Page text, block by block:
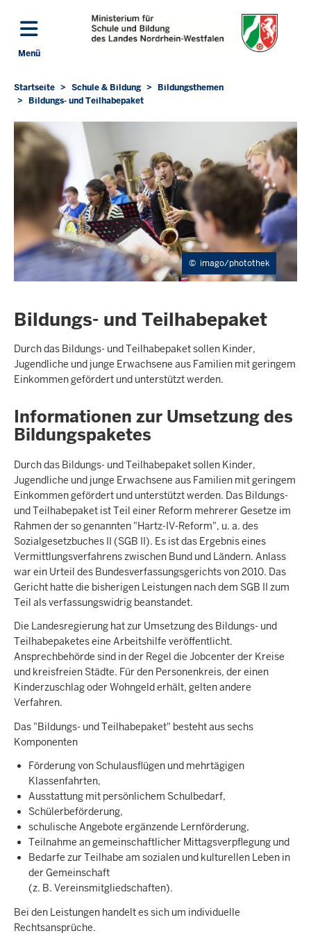
Direkt zum Inhalt
Menü
Sie
befinden
sich
hier
Startseite Schule & Bildung
Bildungsthemen
Bildungs- und Teilhabepaket
© imago/photothek
Bildungs- und Teilhabepaket
Durch das Bildungs- und Teilhabepaket sollen Kinder,
Jugendliche und junge Erwachsene aus Familien mit geringem
Einkommen gefördert und unterstützt werden.
Informationen zur Umsetzung des
Bildungspaketes
Durch das Bildungs- und Teilhabepaket sollen Kinder,
Jugendliche und junge Erwachsene aus Familien mit geringem
Einkommen gefördert und unterstützt werden. Das Bildungs-
und Teilhabepaket ist Teil einer Reform mehrerer Gesetze im
Rahmen der so genannten "Hartz-IV-Reform", u. a. des
Sozialgesetzbuches II (SGB II). Es ist das Ergebnis eines
Vermittlungsverfahrens zwischen Bund und Ländern. Anlass
war ein Urteil des Bundesverfassungsgerichts von 2010. Das
Gericht hatte die bisherigen Leistungen nach dem SGB II zum
Teil als verfassungswidrig beanstandet.
Die Landesregierung hat zur Umsetzung des Bildungs- und
Teilhabepaketes eine Arbeitshilfe veröffentlicht.
Ansprechbehörde sind in der Regel die Jobcenter der Kreise
und kreisfreien Städte. Für den Personenkreis, der einen
Kinderzuschlag oder Wohngeld erhält, gelten andere
Verfahren.
Das "Bildungs- und Teilhabepaket" besteht aus sechs
Komponenten
Förderung von Schulausflügen und mehrtägigen
Klassenfahrten,
Ausstattung mit persönlichem Schulbedarf,
Schülerbeförderung,
schulische Angebote ergänzende Lernförderung,
Teilnahme an gemeinschaftlicher Mittagsverpflegung und
Bedarfe zur Teilhabe am sozialen und kulturellen Leben in
der Gemeinschaft
(z. B. Vereinsmitgliedschaften).
Bei den Leistungen handelt es sich um individuelle
Rechtsansprüche.